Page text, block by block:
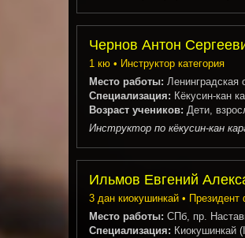
Чернов Антон
1 кю • Инструктор категория
Место работы: Ленинградская
Специализация: Кёкусин-кан
Возраст учеников: Дети,
Инструктор по кёкусин-кан
Ильмов Евгений
3 дан киокушинкай •
Место работы: СПб, пр.
Специализация: Киокушинкай